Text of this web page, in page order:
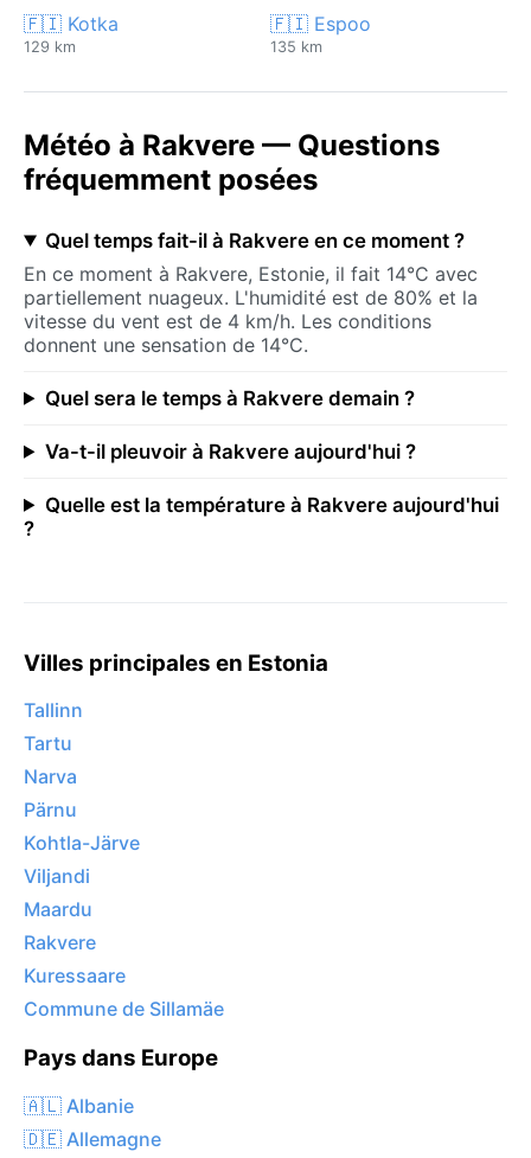
🇫🇮 Kotka
129 km
🇫🇮 Espoo
135 km
Météo à Rakvere — Questions
fréquemment posées
Quel temps fait-il à Rakvere en ce moment ?
En ce moment à Rakvere, Estonie, il fait 14°C avec
partiellement nuageux. L'humidité est de 80% et la
vitesse du vent est de 4 km/h. Les conditions
donnent une sensation de 14°C.
Quel sera le temps à Rakvere demain ?
Va-t-il pleuvoir à Rakvere aujourd'hui ?
Quelle est la température à Rakvere aujourd'hui
?
Villes principales en Estonia
Tallinn
Tartu
Narva
Pärnu
Kohtla-Järve
Viljandi
Maardu
Rakvere
Kuressaare
Commune de Sillamäe
Pays dans Europe
🇦🇱 Albanie
🇩🇪 Allemagne